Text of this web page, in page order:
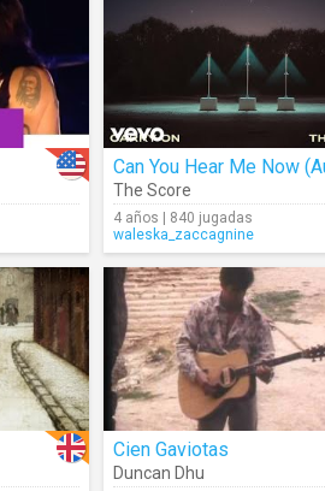
The Score
4 años | 840 jugadas
waleska_zaccagnine
Cien Gaviotas
Duncan Dhu